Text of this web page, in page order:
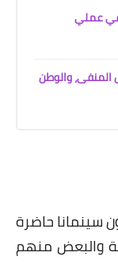
في عملي
والوطن
سينمانا حاضرة
والبعض منهم